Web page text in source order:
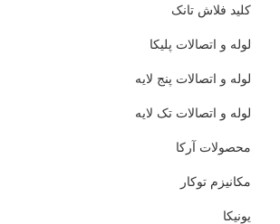
کلید فلاش تانک
لوله و اتصالات پلیکا
لوله و اتصالات پنج لایه
لوله و اتصالات تک لایه
محصولات آرکا
مکانیزم توکار
یونیکا